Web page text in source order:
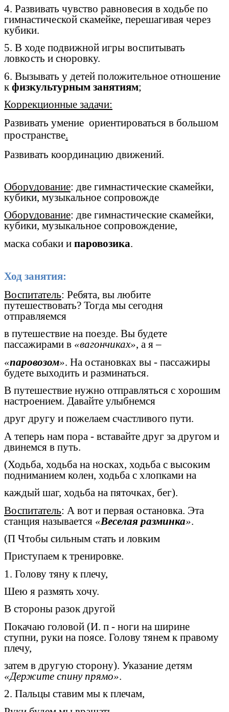
4. Развивать чувство равновесия в ходьбе по
гимнастической скамейке, перешагивая через
кубики.
5. В ходе подвижной игры воспитывать
ловкость и сноровку.
6. Вызывать у детей положительное отношение
к физкультурным занятиям;
Коррекционные задачи:
Развивать умение ориентироваться в большом
пространстве.
Развивать координацию движений.
Оборудование: две гимнастические скамейки,
кубики, музыкальное сопровожде
Оборудование: две гимнастические скамейки,
кубики, музыкальное сопровождение,
маска собаки и паровозика.
Ход занятия:
Воспитатель: Ребята, вы любите
путешествовать? Тогда мы сегодня
отправляемся
в путешествие на поезде. Вы будете
пассажирами в «вагончиках», а я –
«паровозом». На остановках вы - пассажиры
будете выходить и разминаться.
В путешествие нужно отправляться с хорошим
настроением. Давайте улыбнемся
друг другу и пожелаем счастливого пути.
А теперь нам пора - вставайте друг за другом и
двинемся в путь.
(Ходьба, ходьба на носках, ходьба с высоким
подниманием колен, ходьба с хлопками на
каждый шаг, ходьба на пяточках, бег).
Воспитатель: А вот и первая остановка. Эта
станция называется «Веселая разминка».
(П Чтобы сильным стать и ловким
Приступаем к тренировке.
1. Голову тяну к плечу,
Шею я размять хочу.
В стороны разок другой
Покачаю головой (И. п - ноги на ширине
ступни, руки на поясе. Голову тянем к правому
плечу,
затем в другую сторону). Указание детям
«Держите спину прямо».
2. Пальцы ставим мы к плечам,